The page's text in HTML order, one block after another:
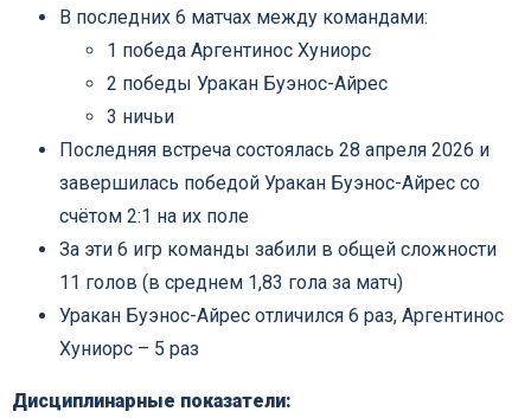
В последних 6 матчах между командами:
1 победа Аргентинос Хуниорс
2 победы Уракан Буэнос-Айрес
3 ничьи
Последняя встреча состоялась 28 апреля 2026 и
завершилась победой Уракан Буэнос-Айрес со
счётом 2:1 на их поле
За эти 6 игр команды забили в общей сложности
11 голов (в среднем 1,83 гола за матч)
Уракан Буэнос-Айрес отличился 6 раз, Аргентинос
Хуниорс – 5 раз
Дисциплинарные показатели: